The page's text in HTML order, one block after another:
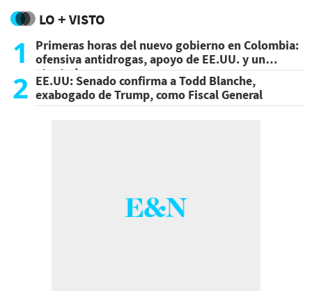
LO + VISTO
1
Primeras horas del nuevo gobierno en Colombia:
ofensiva antidrogas, apoyo de EE.UU. y un
atentado
2 EE.UU: Senado confirma a Todd Blanche,
exabogado de Trump, como Fiscal General